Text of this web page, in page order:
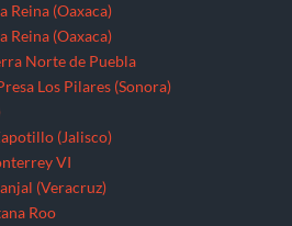
Reina (Oaxaca)
Reina (Oaxaca)
Norte de Puebla
Los Pilares (Sonora)
(Jalisco)
VI
(Veracruz)
Roo